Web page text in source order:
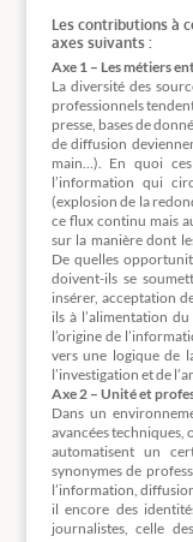
Les contributions à
axes suivants :
Axe 1 – Les métiers
La diversité des
professionnels
presse, bases de
de diffusion
main…). En quoi
l’information qui
(explosion de la
ce flux continu mais
sur la manière dont
De quelles
doivent-ils se
insérer, acceptation
ils à l’alimentation
l’origine de
vers une logique de
l’investigation et de
Axe 2 – Unité et
Dans un
avancées techniques,
automatisent un
synonymes de
l’information,
il encore des
journalistes, celle